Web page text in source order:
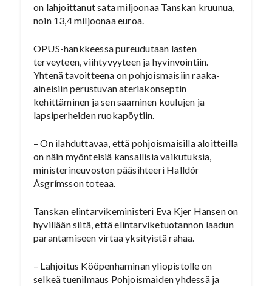
on lahjoittanut sata miljoonaa Tanskan kruunua,
noin 13,4 miljoonaa euroa.
OPUS-hankkeessa pureudutaan lasten
terveyteen, viihtyvyyteen ja hyvinvointiin.
Yhtenä tavoitteena on pohjoismaisiin raaka-
aineisiin perustuvan ateriakonseptin
kehittäminen ja sen saaminen koulujen ja
lapsiperheiden ruokapöytiin.
– On ilahduttavaa, että pohjoismaisilla aloitteilla
on näin myönteisiä kansallisia vaikutuksia,
ministerineuvoston pääsihteeri Halldór
Ásgrímsson toteaa.
Tanskan elintarvikeministeri Eva Kjer Hansen on
hyvillään siitä, että elintarviketuotannon laadun
parantamiseen virtaa yksityistä rahaa.
– Lahjoitus Kööpenhaminan yliopistolle on
selkeä tuenilmaus Pohjoismaiden yhdessä ja